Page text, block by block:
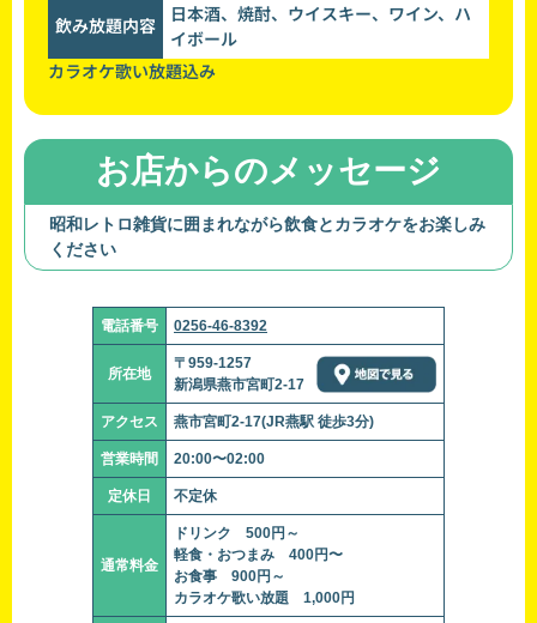
飲み放題内容
日本酒、焼酎、ウイスキー、ワイン、ハ
イボール
カラオケ歌い放題込み
お店からのメッセージ
昭和レトロ雑貨に囲まれながら飲食とカラオケをお楽しみ
ください
電話番号 0256-46-8392
所在地
〒959-1257
新潟県燕市宮町2-17
アクセス 燕市宮町2-17(JR燕駅 徒歩3分)
営業時間 20:00〜02:00
定休日 不定休
通常料金
ドリンク 500円～
軽食・おつまみ 400円〜
お食事 900円～
カラオケ歌い放題 1,000円